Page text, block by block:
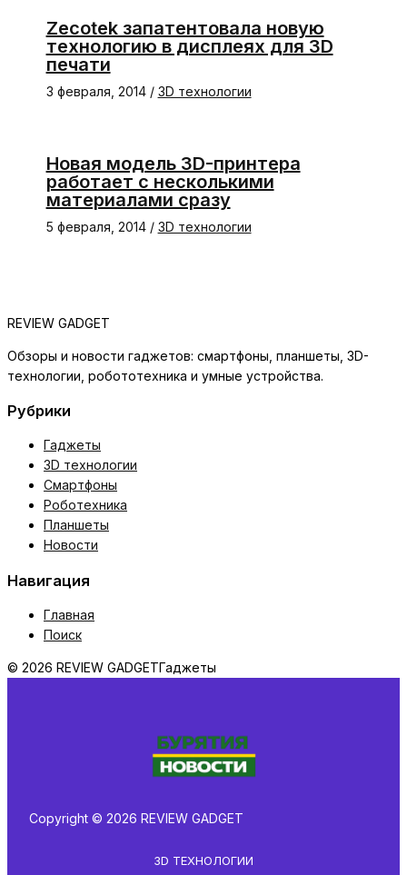
Zecotek запатентовала новую
технологию в дисплеях для 3D
печати
3 февраля, 2014 / 3D технологии
Новая модель 3D-принтера
работает с несколькими
материалами сразу
5 февраля, 2014 / 3D технологии
REVIEW GADGET
Обзоры и новости гаджетов: смартфоны, планшеты, 3D-
технологии, робототехника и умные устройства.
Рубрики
Гаджеты
3D технологии
Смартфоны
Роботехника
Планшеты
Новости
Навигация
Главная
Поиск
© 2026 REVIEW GADGETГаджеты
Copyright © 2026 REVIEW GADGET
3D ТЕХНОЛОГИИ